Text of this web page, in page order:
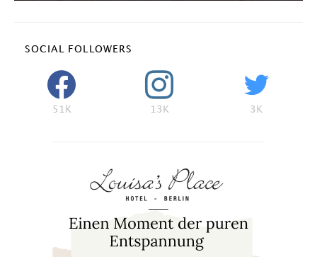
SOCIAL FOLLOWERS
51K 13K 3K